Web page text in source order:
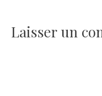
l’article
Laisser un